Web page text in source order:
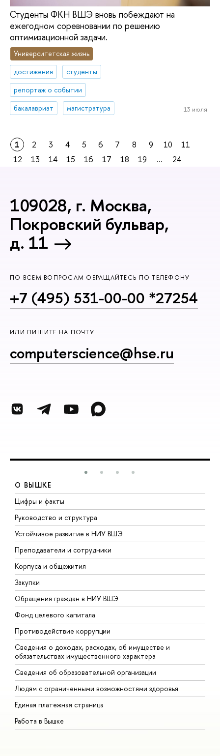
Студенты ФКН ВШЭ вновь побеждают на
ежегодном соревновании по решению
оптимизационной задачи.
Университетская жизнь
достижения
студенты
репортаж о событии
бакалавриат
магистратура 13 июля
1 2 3 4 5 6 7 8 9 10
11
12
13 14 15 16 17 18 19 ... 24
109028, г. Москва,
Покровский бульвар,
д. 11
ПО ВСЕМ ВОПРОСАМ ОБРАЩАЙТЕСЬ ПО ТЕЛЕФОНУ
+7 (495) 531-00-00 *27254
ИЛИ ПИШИТЕ НА ПОЧТУ
computerscience@hse.ru
О ВЫШКЕ
Цифры и факты
Руководство и структура
Устойчивое развитие в НИУ ВШЭ
Преподаватели и сотрудники
Корпуса и общежития
Закупки
Обращения граждан в НИУ ВШЭ
Фонд целевого капитала
Противодействие коррупции
Сведения о доходах, расходах, об имуществе и
обязательствах имущественного характера
Сведения об образовательной организации
Людям с ограниченными возможностями здоровья
Единая платежная страница
Работа в Вышке